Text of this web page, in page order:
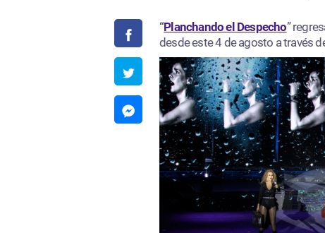
“Planchando el Despecho”
desde este 4 de agosto a través